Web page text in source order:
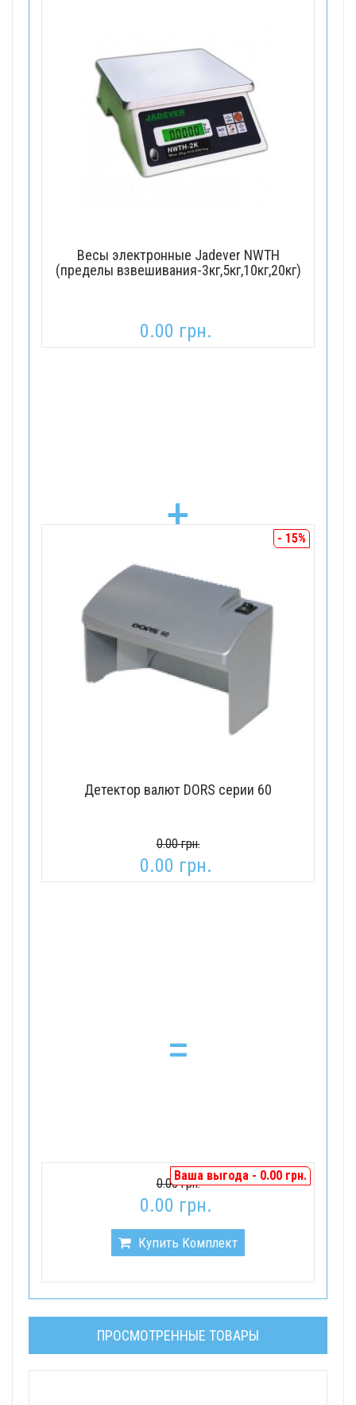
Весы электронные Jadever NWTH
(пределы взвешивания-3кг,5кг,10кг,20кг)
0.00 грн.
+ - 15%
Детектор валют DORS серии 60
0.00 грн.
0.00 грн.
=
Ваша выгода - 0.00 грн.
0.00 грн.
0.00 грн.
Купить Комплект
ПРОСМОТРЕННЫЕ ТОВАРЫ